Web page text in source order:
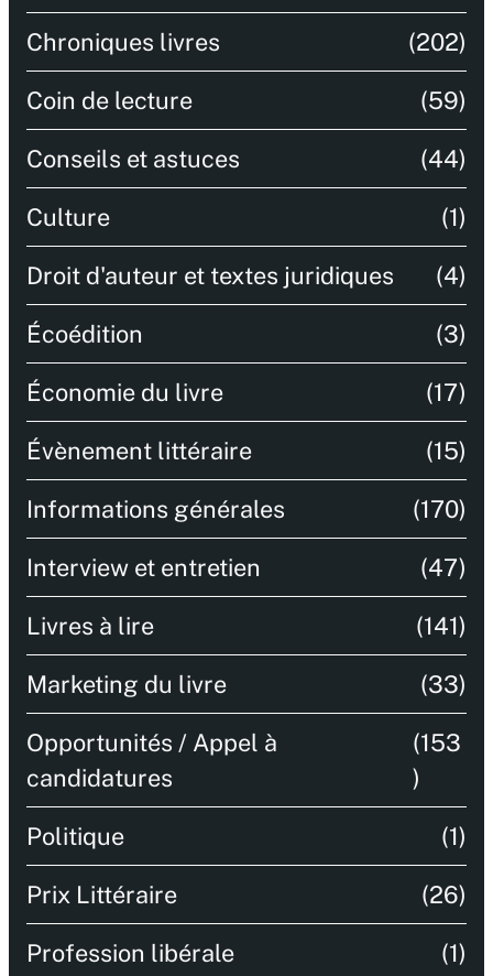
Chroniques livres (202)
Coin de lecture (59)
Conseils et astuces (44)
Culture (1)
Droit d'auteur et textes juridiques (4)
Écoédition (3)
Économie du livre (17)
Évènement littéraire (15)
Informations générales (170)
Interview et entretien (47)
Livres à lire (141)
Marketing du livre (33)
Opportunités / Appel à
candidatures
(153
)
Politique (1)
Prix Littéraire (26)
Profession libérale (1)